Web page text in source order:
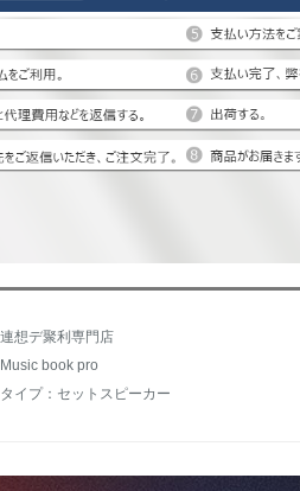
想デ聚利専門店
book pro
イプ：セットスピーカー